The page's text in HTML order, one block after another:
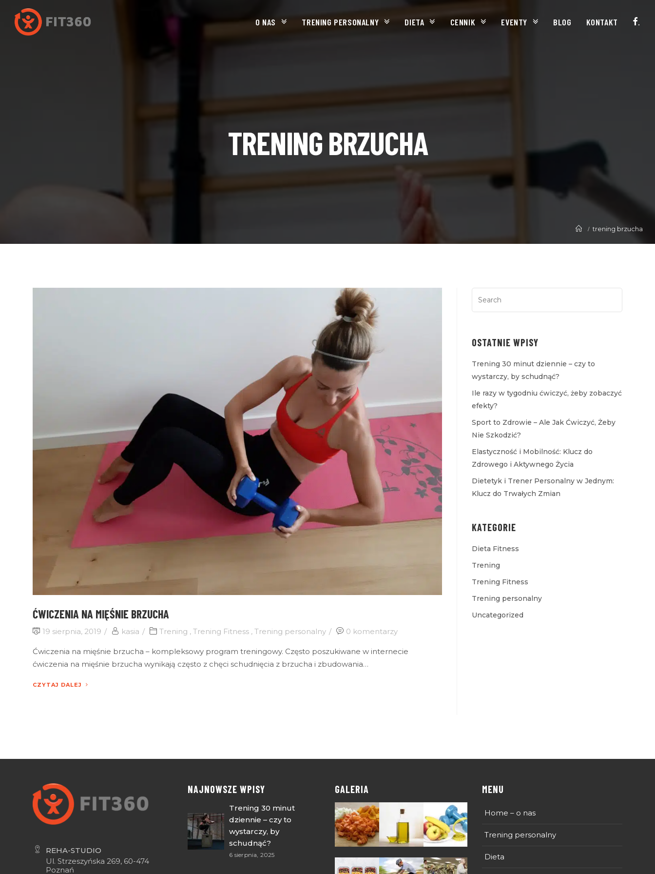
O NAS TRENING PERSONALNY DIETA CENNIK EVENTY BLOG KONTAKT .
TRENING BRZUCHA
trening brzucha
ĆWICZENIA NA MIĘŚNIE BRZUCHA
19 sierpnia, 2019 kasia Trening ,Trening Fitness ,Trening personalny 0 komentarzy
Ćwiczenia na mięśnie brzucha – kompleksowy program treningowy. Często poszukiwane w internecie
ćwiczenia na mięśnie brzucha wynikają często z chęci schudnięcia z brzucha i zbudowania…
CZYTAJ DALEJ
OSTATNIE WPISY
Trening 30 minut dziennie – czy to
wystarczy, by schudnąć?
Ile razy w tygodniu ćwiczyć, żeby zobaczyć
efekty?
Sport to Zdrowie – Ale Jak Ćwiczyć, Żeby
Nie Szkodzić?
Elastyczność i Mobilność: Klucz do
Zdrowego i Aktywnego Życia
Dietetyk i Trener Personalny w Jednym:
Klucz do Trwałych Zmian
KATEGORIE
Dieta Fitness
Trening
Trening Fitness
Trening personalny
Uncategorized
REHA-STUDIO
Ul. Strzeszyńska 269, 60-474
Poznań
NAJNOWSZE WPISY
Trening 30 minut
dziennie – czy to
wystarczy, by
schudnąć?
6 sierpnia, 2025
GALERIA MENU
Home – o nas
Trening personalny
Dieta